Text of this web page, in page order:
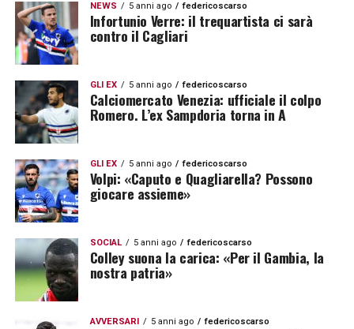
NEWS 5 anni ago federicoscarso
Infortunio Verre: il trequartista ci sarà
contro il Cagliari
GLI EX 5 anni ago federicoscarso
Calciomercato Venezia: ufficiale il colpo
Romero. L’ex Sampdoria torna in A
GLI EX 5 anni ago federicoscarso
Volpi: «Caputo e Quagliarella? Possono
giocare assieme»
SOCIAL 5 anni ago federicoscarso
Colley suona la carica: «Per il Gambia, la
nostra patria»
AVVERSARI 5 anni ago federicoscarso